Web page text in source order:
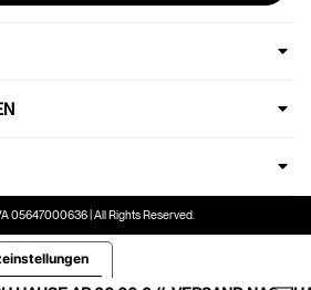
05647000636 | All Rights Reserved.